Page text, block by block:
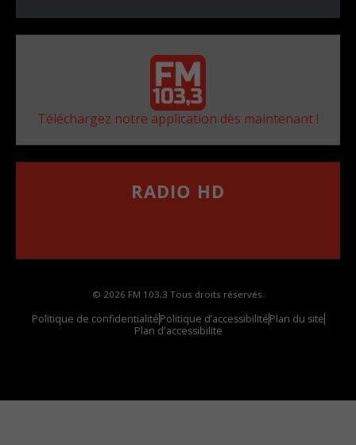
Téléchargez notre application dès maintenant !
RADIO HD
© 2026 FM 103,3 Tous droits réservés.
Politique de confidentialitéPolitique d’accessibilitéPlan du site
Plan d'accessibilite